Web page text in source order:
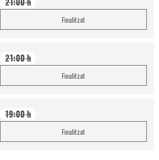
Finalitzat
21:00 h
Finalitzat
19:00 h
Finalitzat